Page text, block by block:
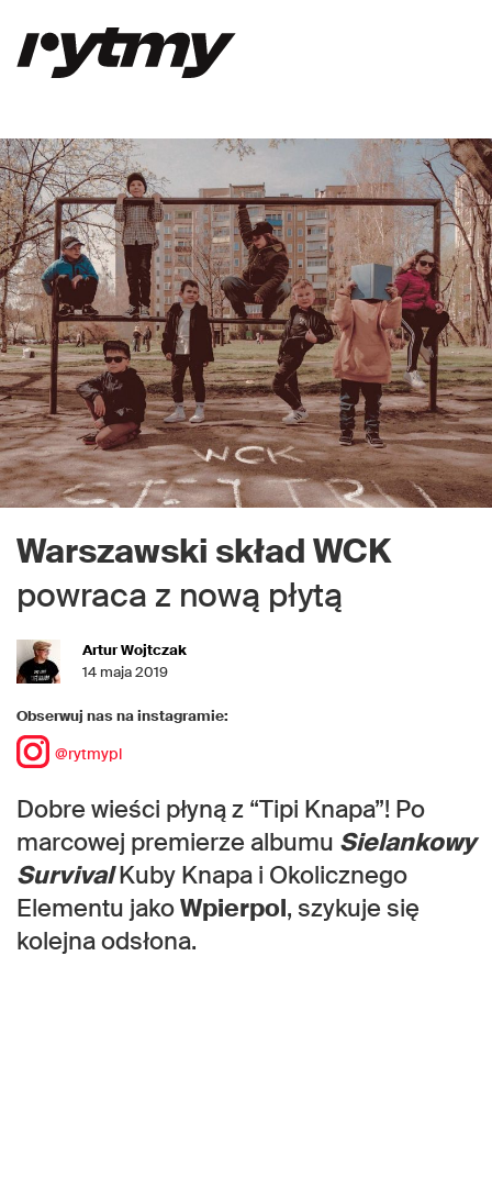
Warszawski skład WCK
powraca z nową płytą
Artur Wojtczak
14 maja 2019
Obserwuj nas na instagramie:
@rytmypl
Dobre wieści płyną z “Tipi Knapa”! Po
marcowej premierze albumu Sielankowy
Survival Kuby Knapa i Okolicznego
Elementu jakoWpierpol, szykuje się
kolejna odsłona.